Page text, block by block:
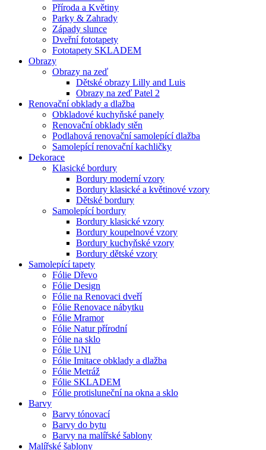
Příroda a Květiny
Parky & Zahrady
Západy slunce
Dveřní fototapety
Fototapety SKLADEM
Obrazy
Obrazy na zeď
Dětské obrazy Lilly and Luis
Obrazy na zeď Patel 2
Renovační obklady a dlažba
Obkladové kuchyňské panely
Renovační obklady stěn
Podlahová renovační samolepící dlažba
Samolepící renovační kachličky
Dekorace
Klasické bordury
Bordury moderní vzory
Bordury klasické a květinové vzory
Dětské bordury
Samolepící bordury
Bordury klasické vzory
Bordury koupelnové vzory
Bordury kuchyňské vzory
Bordury dětské vzory
Samolepící tapety
Fólie Dřevo
Fólie Design
Fólie na Renovaci dveří
Fólie Renovace nábytku
Fólie Mramor
Fólie Natur přírodní
Fólie na sklo
Fólie UNI
Fólie Imitace obklady a dlažba
Fólie Metráž
Fólie SKLADEM
Fólie protisluneční na okna a sklo
Barvy
Barvy tónovací
Barvy do bytu
Barvy na malířské šablony
Malířské šablony